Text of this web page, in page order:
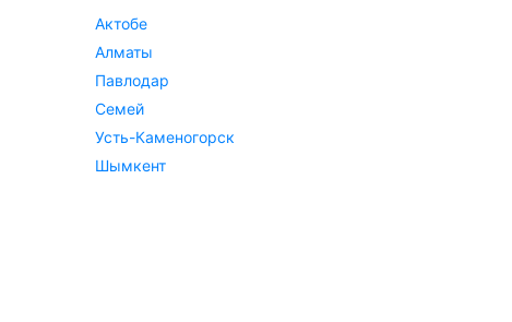
Актобе
Алматы
Павлодар
Семей
Усть-Каменогорск
Шымкент